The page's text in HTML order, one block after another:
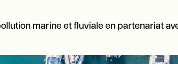
marine et fluviale en partenariat